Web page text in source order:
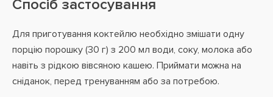
Спосіб застосування
Для приготування коктейлю необхідно змішати одну
порцію порошку (30 г) з 200 мл води, соку, молока або
навіть з рідкою вівсяною кашею. Приймати можна на
сніданок, перед тренуванням або за потребою.